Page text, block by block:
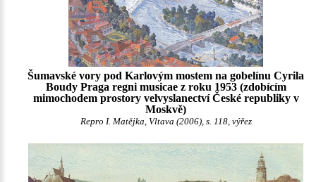
Šumavské vory pod Karlovým mostem na gobelínu Cyrila
Boudy Praga regni musicae z roku 1953 (zdobícím
mimochodem prostory velvyslanectví České republiky v
Moskvě)
Repro I. Matějka, Vltava (2006), s. 118, výřez